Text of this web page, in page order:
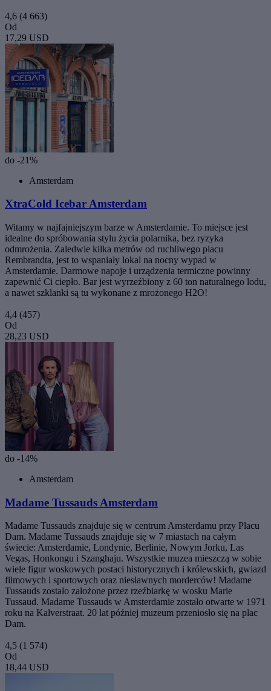
4,6 (4 663)
Od
17,29 USD
do -21%
Amsterdam
XtraCold Icebar Amsterdam
Witamy w najfajniejszym barze w Amsterdamie. To miejsce jest
idealne do spróbowania stylu życia polarnika, bez ryzyka
odmrożenia. Zaledwie kilka metrów od ruchliwego placu
Rembrandta, jest to wspaniały lokal na nocny wypad w
Amsterdamie. Darmowe napoje i urządzenia termiczne powinny
zapewnić Ci ciepło. Bar jest wyrzeźbiony z 60 ton naturalnego lodu,
a nawet szklanki są tu wykonane z mrożonego H2O!
4,4 (457)
Od
28,23 USD
do -14%
Amsterdam
Madame Tussauds Amsterdam
Madame Tussauds znajduje się w centrum Amsterdamu przy Placu
Dam. Madame Tussauds znajduje się w 7 miastach na całym
świecie: Amsterdamie, Londynie, Berlinie, Nowym Jorku, Las
Vegas, Honkongu i Szanghaju. Wszystkie muzea mieszczą w sobie
wiele figur woskowych postaci historycznych i królewskich, gwiazd
filmowych i sportowych oraz niesławnych morderców! Madame
Tussauds zostało założone przez rzeźbiarkę w wosku Marie
Tussaud. Madame Tussauds w Amsterdamie zostało otwarte w 1971
roku na Kalverstraat. 20 lat później muzeum przeniosło się na plac
Dam.
4,5 (1 574)
Od
18,44 USD